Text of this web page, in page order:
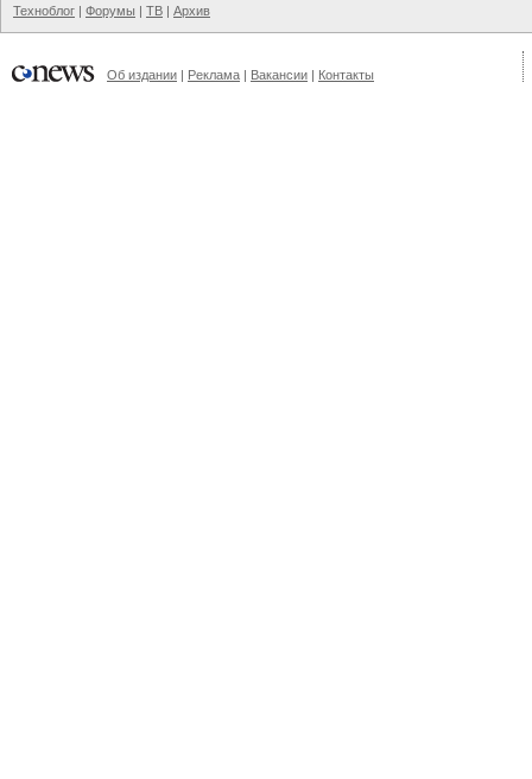
Техноблог | Форумы | ТВ | Архив
Об издании | Реклама | Вакансии | Контакты